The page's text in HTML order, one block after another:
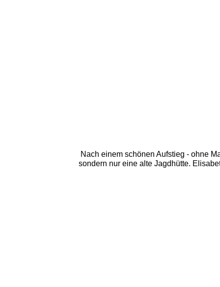
Nach einem schönen Aufstieg - ohne
sondern nur eine alte Jagdhütte.